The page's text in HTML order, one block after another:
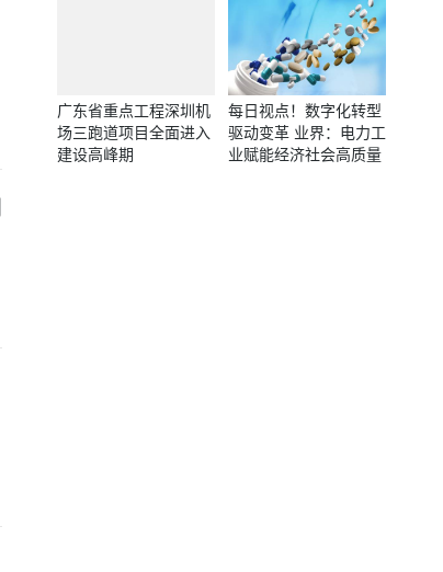
广东省重点工程深圳机
场三跑道项目全面进入
建设高峰期
每日视点！数字化转型
驱动变革 业界：电力工
业赋能经济社会高质量